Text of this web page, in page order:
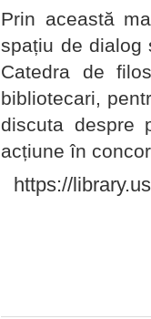
Prin această
spațiu de dialog
Catedra de
bibliotecari,
discuta despre
acțiune în
https://